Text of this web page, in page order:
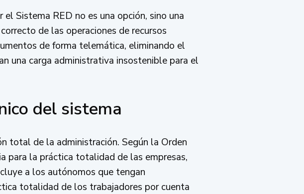
Sistema RED no es una opción, sino una
de las operaciones de recursos
de forma telemática, eliminando el
una carga administrativa insostenible para el
del sistema
total de la administración. Según la Orden
para la práctica totalidad de las empresas,
a los autónomos que tengan
totalidad de los trabajadores por cuenta